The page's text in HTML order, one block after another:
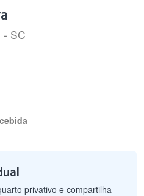
- SC
privativo e compartilha